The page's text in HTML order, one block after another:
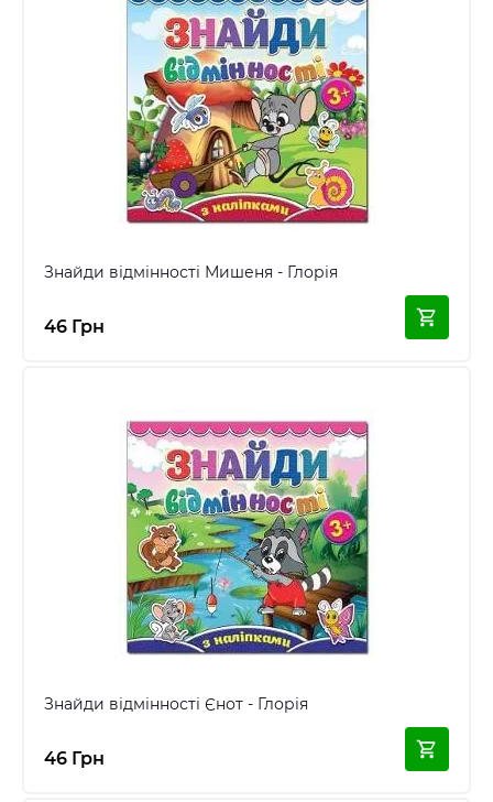
Знайди відмінності Мишеня - Глорія
46 Грн
Знайди відмінності Єнот - Глорія
46 Грн